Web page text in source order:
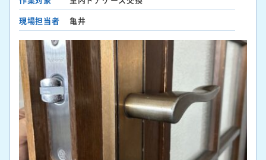
現場担当者
亀井